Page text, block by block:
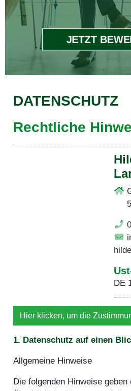
JETZT
DATENSCHUTZ
Rechtliche
DE
Hier klicken, um die
1. Datenschutz auf einen
Allgemeine Hinweise
Die folgenden Hinweise geben